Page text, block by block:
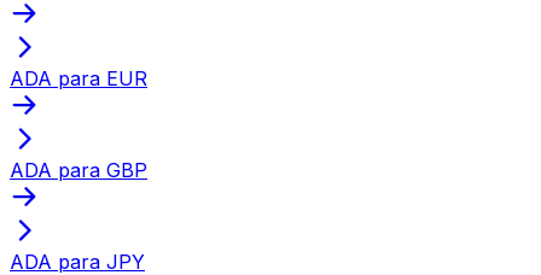
ADA para EUR
ADA para GBP
ADA para JPY